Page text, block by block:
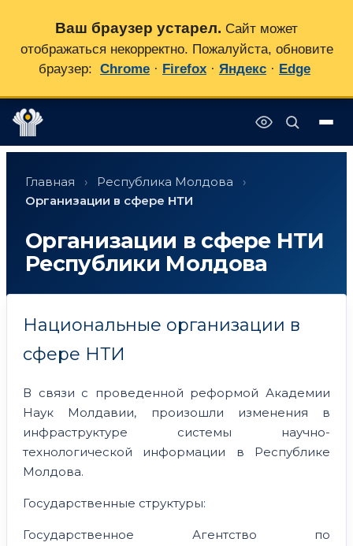
содержимому
Главная › Республика Молдова
›
Организации в сфере НТИ
Организации в сфере НТИ
Республики Молдова
Национальные организации в
сфере НТИ
В связи с проведенной реформой Академии
Наук Молдавии, произошли изменения в
инфраструктуре системы научно-
технологической информации в Республике
Молдова.
Государственные структуры:
Государственное Агентство по
Ваш браузер устарел. Сайт может
отображаться некорректно. Пожалуйста, обновите
браузер: Chrome · Firefox · Яндекс · Edge